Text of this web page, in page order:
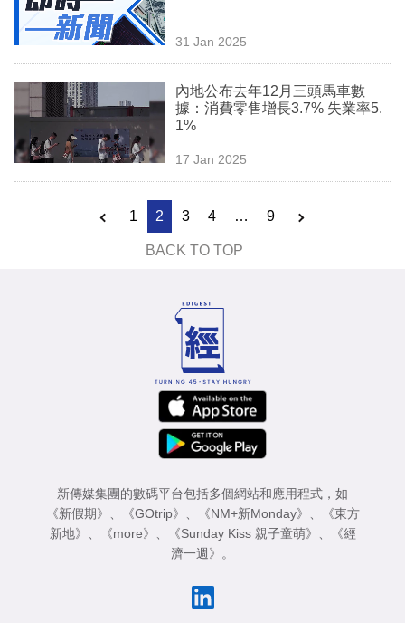
31 Jan 2025
內地公布去年12月三頭馬車數
據：消費零售增長3.7% 失業率5.
1%
17 Jan 2025
1 2 3 4 … 9
BACK TO TOP
新傳媒集團的數碼平台包括多個網站和應用程式，如
《新假期》 、 《GOtrip》 、 《NM+新Monday》 、
《東方
新地》 、 《more》 、 《Sunday Kiss 親子童萌》 、
《經
濟一週》 。